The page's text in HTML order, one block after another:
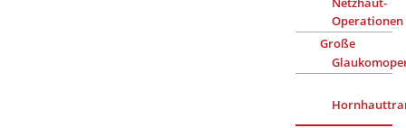
Operationen
Große